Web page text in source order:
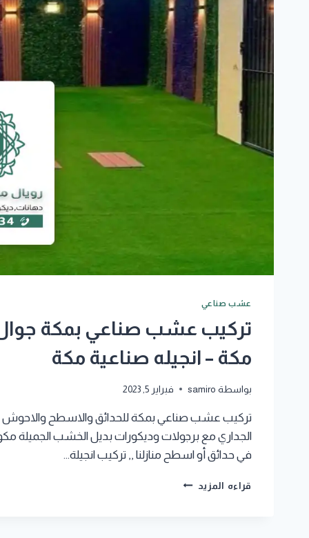
عشب صناعي
مكة – انجيله صناعية مكة
بواسطة samiro فبراير 5, 2023
تركيب عشب صناعي بمكة للحدائق والاسطح والاحوش
الجداري مع برجولات وديكورات بديل الخشب الجميلة
في حدائق أو اسطح منازلنا ,, تركيب انجيلة…
قراءه المزيد تركيب